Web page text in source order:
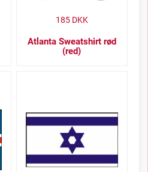
Atlanta Sweatshirt rød
(red)
185DKK